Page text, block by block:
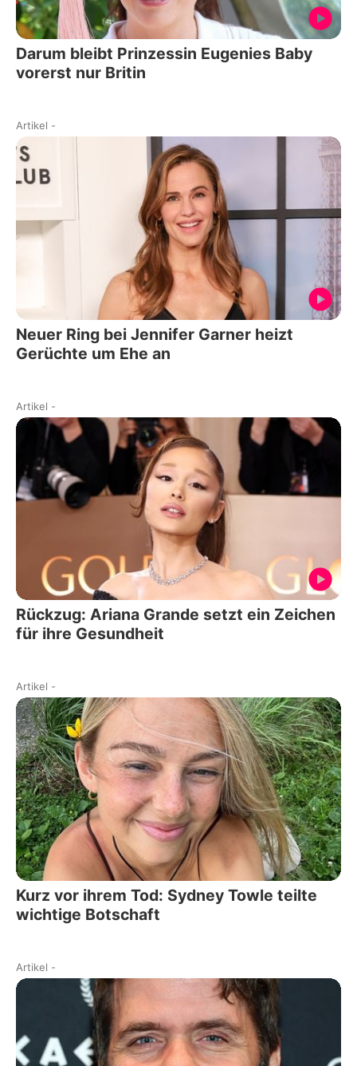
Darum bleibt Prinzessin Eugenies Baby
vorerst nur Britin
Artikel -
Neuer Ring bei Jennifer Garner heizt
Gerüchte um Ehe an
Artikel -
Rückzug: Ariana Grande setzt ein Zeichen
für ihre Gesundheit
Artikel -
Kurz vor ihrem Tod: Sydney Towle teilte
wichtige Botschaft
Artikel -